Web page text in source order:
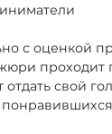
с оценкой
проходит
свой